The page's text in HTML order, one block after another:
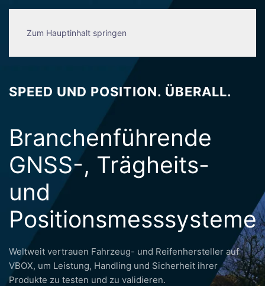
Zum Hauptinhalt springen
SPEED UND POSITION. ÜBERALL.
Branchenführende
GNSS-, Trägheits-
und
Positionsmesssysteme
Weltweit vertrauen Fahrzeug- und Reifenhersteller auf
VBOX, um Leistung, Handling und Sicherheit ihrer
Produkte zu testen und zu validieren.